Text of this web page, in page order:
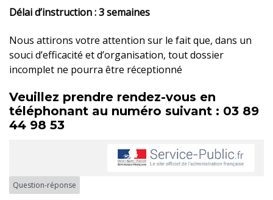
Délai d’instruction : 3 semaines
Nous attirons votre attention sur le fait que, dans un
souci d’efficacité et d’organisation, tout dossier
incomplet ne pourra être réceptionné
Veuillez prendre rendez-vous en
téléphonant au numéro suivant : 03 89
44 98 53
Question-réponse